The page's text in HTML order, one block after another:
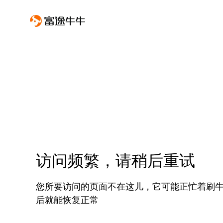
访问频繁，请稍后重试
您所要访问的页面不在这儿，它可能正忙着刷
后就能恢复正常